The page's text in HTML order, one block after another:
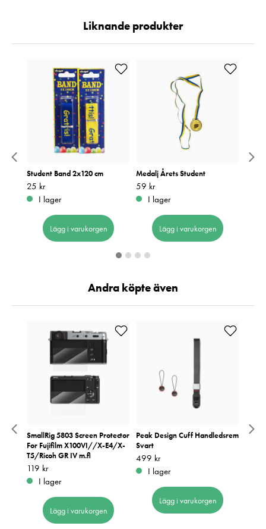
Liknande produkter
Student Band 2x120 cm
Pris :25 kr
25 kr
I lager
Lägg i varukorgen
Medalj Årets Student
Pris :59 kr
59 kr
I lager
Lägg i varukorgen
Andra köpte även
SmallRig 5803 Screen Protector
For Fujifilm X100VI//X-E4/X-
T5/Ricoh GR IV m.fl
Pris: 119 kr
119 kr
I lager
Lägg i varukorgen
Peak Design Cuff Handledsrem
Svart
Pris: 499 kr
499 kr
I lager
Lägg i varukorgen